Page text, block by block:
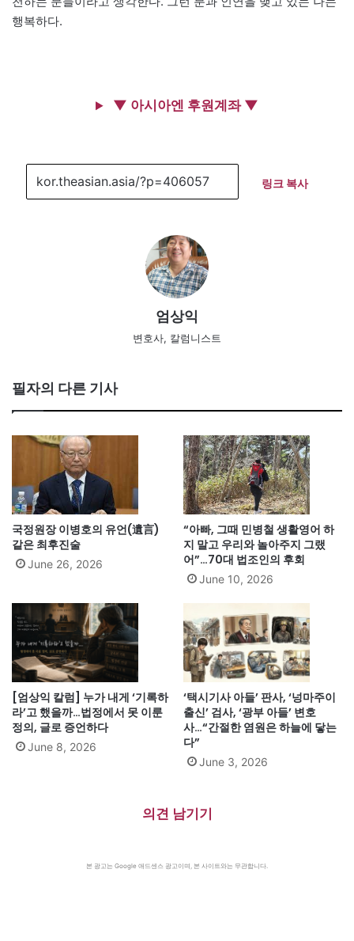
행복하다.
▼ 아시아엔 후원계좌 ▼
링크 복사
엄상익
변호사, 칼럼니스트
필자의 다른 기사
국정원장 이병호의 유언(遺言)
같은 최후진술
June 26, 2026
“아빠, 그때 민병철 생활영어 하
지 말고 우리와 놀아주지 그랬
어”…70대 법조인의 후회
June 10, 2026
[엄상익 칼럼] 누가 내게 ‘기록하
라’고 했을까…법정에서 못 이룬
정의, 글로 증언하다
June 8, 2026
‘택시기사 아들’ 판사, ‘넝마주이
출신’ 검사, ‘광부 아들’ 변호
사…“간절한 염원은 하늘에 닿는
다”
June 3, 2026
의견 남기기
본 광고는 Google 애드센스 광고이며, 본 사이트와는 무관합니다.